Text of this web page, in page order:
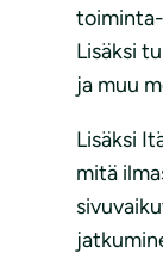
Lisäksi
ja muu
Lisäksi
mitä